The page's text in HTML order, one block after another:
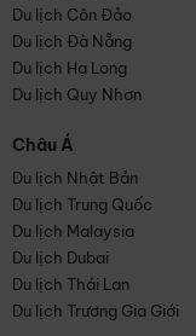
Du lịch Côn Đảo
Du lịch Đà Nẵng
Du lịch Hạ Long
Du lịch Quy Nhơn
Châu Á
Du lịch Nhật Bản
Du lịch Trung Quốc
Du lịch Malaysia
Du lịch Dubai
Du lịch Thái Lan
Du lịch Trương Gia Giới